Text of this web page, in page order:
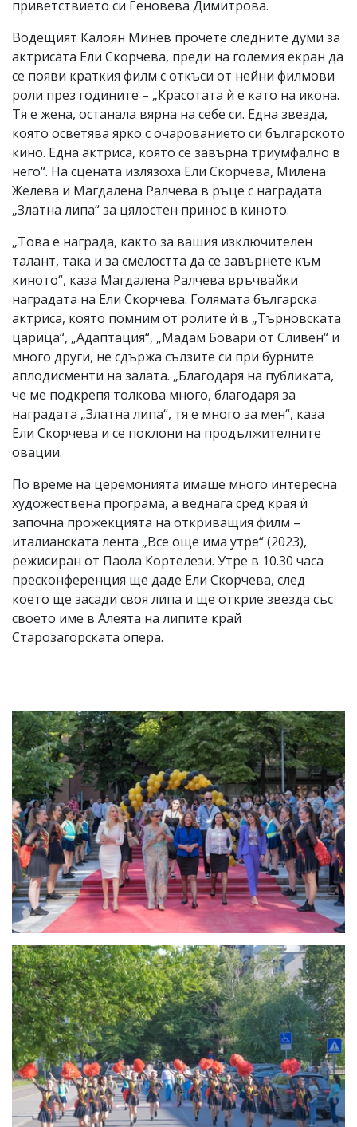
приветствието си Геновева Димитрова.
Водещият Калоян Минев прочете следните думи за
актрисата Ели Скорчева, преди на големия екран да
се появи краткия филм с откъси от нейни филмови
роли през годините – „Красотата ѝ е като на икона.
Тя е жена, останала вярна на себе си. Една звезда,
която осветява ярко с очарованието си българското
кино. Една актриса, която се завърна триумфално в
него“. На сцената излязоха Ели Скорчева, Милена
Желева и Магдалена Ралчева в ръце с наградата
„Златна липа“ за цялостен принос в киното.
„Това е награда, както за вашия изключителен
талант, така и за смелостта да се завърнете към
киното“, каза Магдалена Ралчева връчвайки
наградата на Ели Скорчева. Голямата българска
актриса, която помним от ролите ѝ в „Търновската
царица“, „Адаптация“, „Мадам Бовари от Сливен“ и
много други, не сдържа сълзите си при бурните
аплодисменти на залата. „Благодаря на публиката,
че ме подкрепя толкова много, благодаря за
наградата „Златна липа“, тя е много за мен“, каза
Ели Скорчева и се поклони на продължителните
овации.
По време на церемонията имаше много интересна
художествена програма, а веднага сред края ѝ
започна прожекцията на откриващия филм –
италианската лента „Все още има утре“ (2023),
режисиран от Паола Кортелези. Утре в 10.30 часа
пресконференция ще даде Ели Скорчева, след
което ще засади своя липа и ще открие звезда със
своето име в Алеята на липите край
Старозагорската опера.